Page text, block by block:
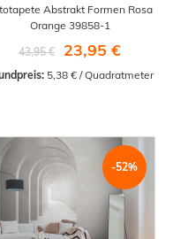
Abstrakt Formen Rosa
Orange 39858-1
43,95 €
23,95 €
5,38 € / Quadratmeter
-52%